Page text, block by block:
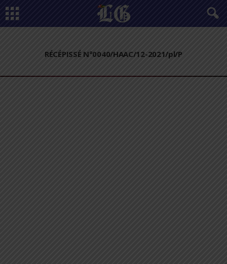
RÉCÉPISSÉ N°0040/HAAC/12-2021/pl/P